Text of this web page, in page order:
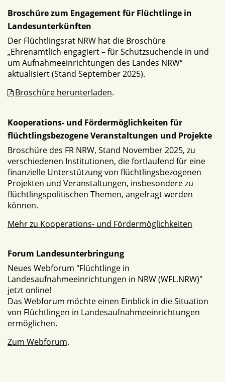
Broschüre zum Engagement für Flüchtlinge in
Landesunterkünften
Der Flüchtlingsrat NRW hat die Broschüre
„Ehrenamtlich engagiert – für Schutzsuchende in und
um Aufnahmeeinrichtungen des Landes NRW“
aktualisiert (Stand September 2025).
Broschüre herunterladen.
Kooperations- und Fördermöglichkeiten für
flüchtlingsbezogene Veranstaltungen und Projekte
Broschüre des FR NRW, Stand November 2025, zu
verschiedenen Institutionen, die fortlaufend für eine
finanzielle Unterstützung von flüchtlingsbezogenen
Projekten und Veranstaltungen, insbesondere zu
flüchtlingspolitischen Themen, angefragt werden
können.
Mehr zu Kooperations- und Fördermöglichkeiten
Forum Landesunterbringung
Neues Webforum "Flüchtlinge in
Landesaufnahmeeinrichtungen in NRW (WFL.NRW)"
jetzt online!
Das Webforum möchte einen Einblick in die Situation
von Flüchtlingen in Landesaufnahmeeinrichtungen
ermöglichen.
Zum Webforum.